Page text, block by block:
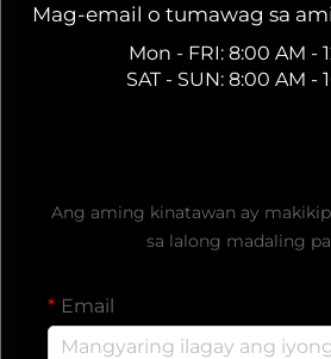
Mag-email o tumawag sa
Mon - FRI: 8:00 AM -
SAT - SUN: 8:00 AM -
Ang aming kinatawan ay
sa lalong madaling
Email